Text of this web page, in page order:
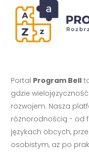
Portal Program Bell
gdzie
rozwojem. Nasza
różnorodnością - od
językach obcych,
osobistym, aż po